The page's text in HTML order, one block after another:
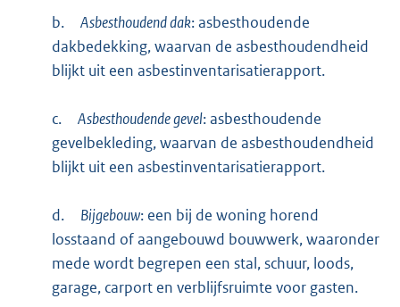
b. Asbesthoudend dak: asbesthoudende
dakbedekking, waarvan de asbesthoudendheid
blijkt uit een asbestinventarisatierapport.
c. Asbesthoudende gevel: asbesthoudende
gevelbekleding, waarvan de asbesthoudendheid
blijkt uit een asbestinventarisatierapport.
d. Bijgebouw: een bij de woning horend
losstaand of aangebouwd bouwwerk, waaronder
mede wordt begrepen een stal, schuur, loods,
garage, carport en verblijfsruimte voor gasten.